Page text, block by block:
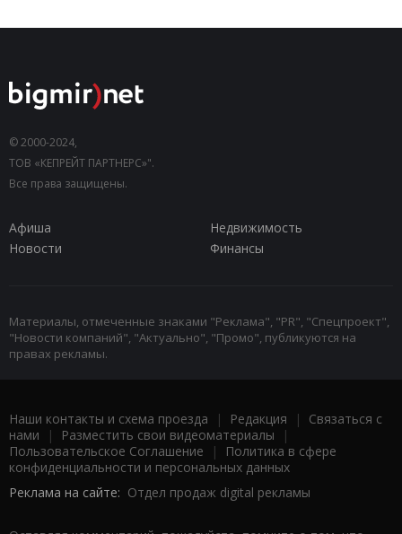
© 2000-2024,
ТОВ «КЕПРЕЙТ ПАРТНЕРС»".
Все права защищены.
Афиша
Недвижимость
Новости
Финансы
Материалы, отмеченные знаками "Реклама", "PR", "Спецпроект",
"Новости компаний", "Актуально", "Промо", публикуются на
правах рекламы.
Наши контакты и схема проезда | Редакция | Связаться с
нами | Разместить свои видеоматериалы |
Пользовательское Соглашение |
Политика в сфере
конфиденциальности и персональных данных
Реклама на сайте: Отдел продаж digital рекламы